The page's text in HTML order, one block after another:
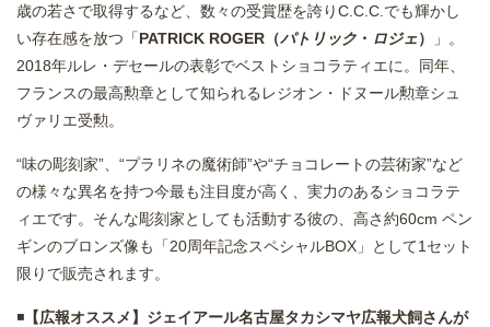
歳の若さで取得するなど、数々の受賞歴を誇りC.C.C.でも輝かし
い存在感を放つ「PATRICK ROGER（パトリック ・ ロジェ）
」。
2018年ルレ・デセールの表彰でベストショコラティエに。同年、
フランスの最高勲章として知られるレジオン・ドヌール勲章シュ
ヴァリエ受勲。
“味の彫刻家”、“プラリネの魔術師”や“チョコレートの芸術家”など
の様々な異名を持つ今最も注目度が高く、実力のあるショコラテ
ィエです。そんな彫刻家としても活動する彼の、高さ約60cm ペン
ギンのブロンズ像も「20周年記念スペシャルBOX」として1セット
限りで販売されます。
◾️ 【広報オススメ】ジェイアール名古屋タカシマヤ広報犬飼さんが